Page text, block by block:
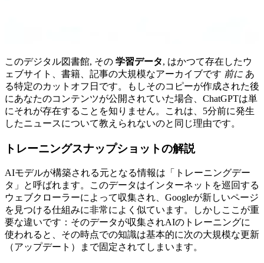
このデジタル図書館, その 学習データ, はかつて存在したウ
ェブサイト、書籍、記事の大規模なアーカイブです 前に あ
る特定のカットオフ日です。もしそのコピーが作成された後
にあなたのコンテンツが公開されていた場合、ChatGPTは単
にそれが存在することを知りません。これは、5分前に発生
したニュースについて教えられないのと同じ理由です。
トレーニングスナップショットの解説
AIモデルが構築される元となる情報は「トレーニングデー
タ」と呼ばれます。このデータはインターネットを巡回する
ウェブクローラーによって収集され、Googleが新しいページ
を見つける仕組みに非常によく似ています。しかしここが重
要な違いです：そのデータが収集されAIのトレーニングに
使われると、その時点での知識は基本的に次の大規模な更新
（アップデート）まで固定されてしまいます。